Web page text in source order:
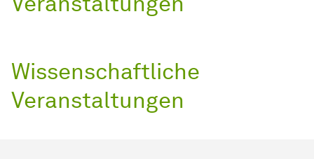
Wissenschaftliche
Veranstaltungen